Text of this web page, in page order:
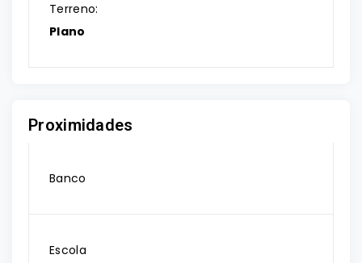
Terreno:
Plano
Proximidades
Banco
Escola